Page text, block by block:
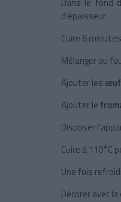
Dans le fond
d'épaisseur.
Cuire 6
Mélanger au
Ajouter les
Ajouter le
Disposer
Cuire à 110°C
Une fois
Décorer avec la